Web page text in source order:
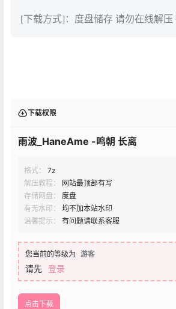
[下载方式]：度盘储存 请勿在线解
下载权限
雨波_HaneAme -鸣朝 长离
格式：
7z
解压教程：
网站最顶部有写
存储网盘：
度盘
有无水印：
均不加本站水印
温馨提示：
有问题请联系客服
您当前的等级为 游客
请先 登录
点击下载